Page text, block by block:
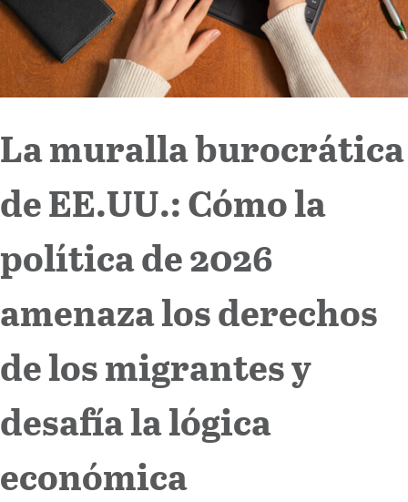
La muralla burocrática
de EE.UU.: Cómo la
política de 2026
amenaza los derechos
de los migrantes y
desafía la lógica
económica